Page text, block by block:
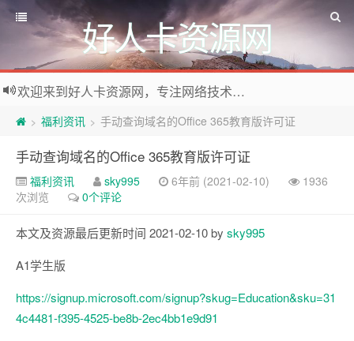
好人卡资源网
欢迎来到好人卡资源网，专注网络技术资源收集，我们不仅是网络资源的搬运工，也生产原创资源。寻找资源请留言或关注公众号:烈日下的男人
> 福利资讯 > 手动查询域名的Office 365教育版许可证
手动查询域名的Office 365教育版许可证
福利资讯 sky995 6年前 (2021-02-10)
1936
次浏览
0个评论
本文及资源最后更新时间 2021-02-10 by sky995
A1学生版
https://signup.microsoft.com/signup?skug=Education&sku=31
4c4481-f395-4525-be8b-2ec4bb1e9d91